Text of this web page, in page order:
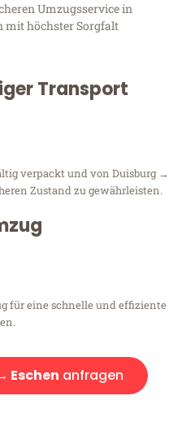
Umzugsservice in
mit höchster Sorgfalt
Transport
verpackt und von Duisburg →
Zustand zu gewährleisten.
für eine schnelle und effiziente
Eschen anfragen